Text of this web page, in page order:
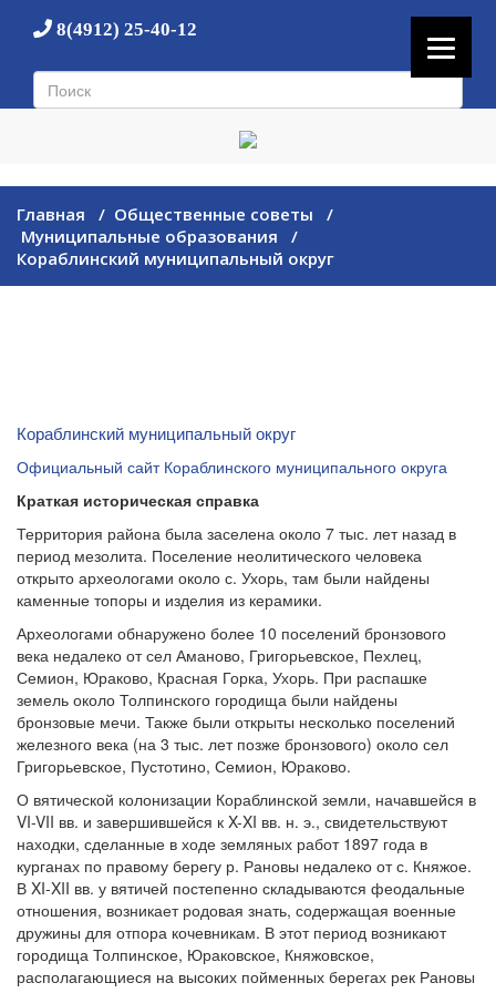
8(4912) 25-40-12
Главная / Общественные советы /
Муниципальные образования /
Кораблинский муниципальный округ
Кораблинский муниципальный округ
Официальный сайт Кораблинского муниципального округа
Краткая историческая справка
Территория района была заселена около 7 тыс. лет назад в
период мезолита. Поселение неолитического человека
открыто археологами около с. Ухорь, там были найдены
каменные топоры и изделия из керамики.
Археологами обнаружено более 10 поселений бронзового
века недалеко от сел Аманово, Григорьевское, Пехлец,
Семион, Юраково, Красная Горка, Ухорь. При распашке
земель около Толпинского городища были найдены
бронзовые мечи. Также были открыты несколько поселений
железного века (на 3 тыс. лет позже бронзового) около сел
Григорьевское, Пустотино, Семион, Юраково.
О вятической колонизации Кораблинской земли, начавшейся в
VI-VII вв. и завершившейся к X-XI вв. н. э., свидетельствуют
находки, сделанные в ходе земляных работ 1897 года в
курганах по правому берегу р. Рановы недалеко от с. Княжое.
В XI-XII вв. у вятичей постепенно складываются феодальные
отношения, возникает родовая знать, содержащая военные
дружины для отпора кочевникам. В этот период возникают
городища Толпинское, Юраковское, Княжовское,
располагающиеся на высоких пойменных берегах рек Рановы